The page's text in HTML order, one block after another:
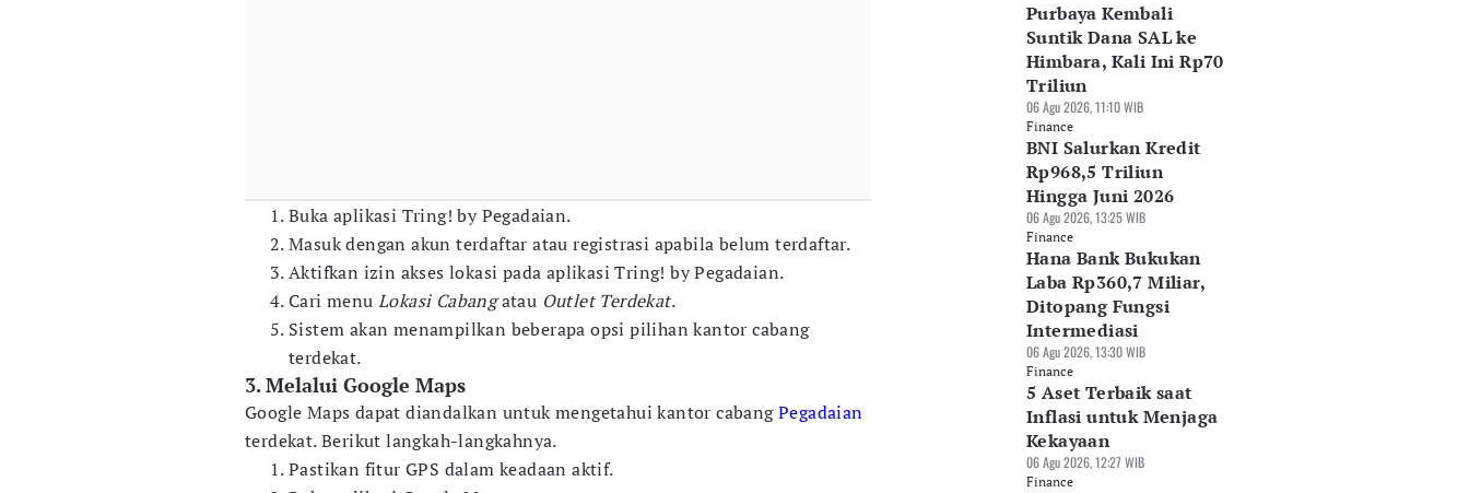
Buka aplikasi Tring! by Pegadaian.
Masuk dengan akun terdaftar atau registrasi apabila belum terdaftar.
Aktifkan izin akses lokasi pada aplikasi Tring! by Pegadaian.
Cari menu Lokasi Cabangatau Outlet Terdekat.
Sistem akan menampilkan beberapa opsi pilihan kantor cabang
terdekat.
3. Melalui Google Maps
Google Maps dapat diandalkan untuk mengetahui kantor cabangPegadaian
terdekat. Berikut langkah-langkahnya.
Pastikan fitur GPS dalam keadaan aktif.
Purbaya Kembali
Suntik Dana SAL ke
Himbara, Kali Ini Rp70
Triliun
06 Agu 2026, 11:10 WIB
Finance
BNI Salurkan Kredit
Rp968,5 Triliun
Hingga Juni 2026
06 Agu 2026, 13:25 WIB
Finance
Hana Bank Bukukan
Laba Rp360,7 Miliar,
Ditopang Fungsi
Intermediasi
06 Agu 2026, 13:30 WIB
Finance
5 Aset Terbaik saat
Inflasi untuk Menjaga
Kekayaan
06 Agu 2026, 12:27 WIB
Finance